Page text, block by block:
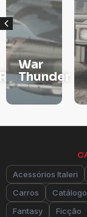
War
Thunder
Acessórios Italeri
Carros
Fantasy
Ficção